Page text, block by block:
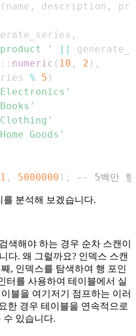
( name , description ,
,
'
||
:: numeric ( 10 , 2 ) ,
% 5 )
Goods'
1 , 5000000 ) ; -- 5백만 행
를 분석해 보겠습니다.
색해야 하는 경우 순차 스캔이
다. 왜 그럴까요? 인덱스 스캔
, 인덱스를 탐색하여 행 포인
터를 사용하여 테이블에서 실
블을 여기저기 점프하는 이러
한 경우 테이블을 연속적으로
수 있습니다.